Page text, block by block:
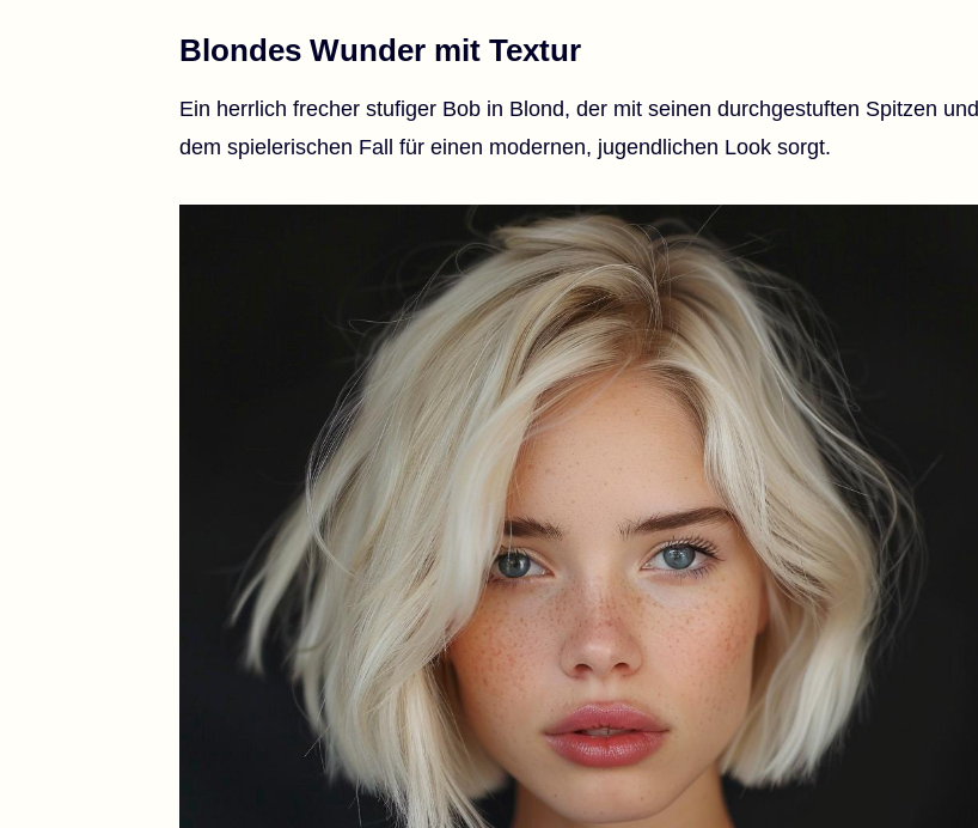
Blondes Wunder mit Textur
Ein herrlich frecher stufiger Bob in Blond, der mit seinen durchgestuften Spitzen und
dem spielerischen Fall für einen modernen, jugendlichen Look sorgt.